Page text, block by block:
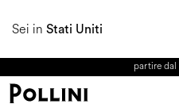
Sei in Stati Uniti
AUTUNNO/INVERNO 2026. Dall'8
partire dal